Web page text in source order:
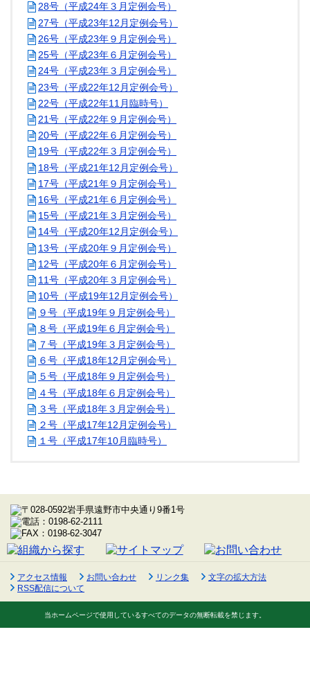
28号（平成24年３月定例会号）
27号（平成23年12月定例会号）
26号（平成23年９月定例会号）
25号（平成23年６月定例会号）
24号（平成23年３月定例会号）
23号（平成22年12月定例会号）
22号（平成22年11月臨時号）
21号（平成22年９月定例会号）
20号（平成22年６月定例会号）
19号（平成22年３月定例会号）
18号（平成21年12月定例会号）
17号（平成21年９月定例会号）
16号（平成21年６月定例会号）
15号（平成21年３月定例会号）
14号（平成20年12月定例会号）
13号（平成20年９月定例会号）
12号（平成20年６月定例会号）
11号（平成20年３月定例会号）
10号（平成19年12月定例会号）
９号（平成19年９月定例会号）
８号（平成19年６月定例会号）
７号（平成19年３月定例会号）
６号（平成18年12月定例会号）
５号（平成18年９月定例会号）
４号（平成18年６月定例会号）
３号（平成18年３月定例会号）
２号（平成17年12月定例会号）
１号（平成17年10月臨時号）
アクセス情報 お問い合わせ リンク集
文字の拡大方法
RSS配信について
当ホームページで使用しているすべてのデータの無断転載を禁じます。